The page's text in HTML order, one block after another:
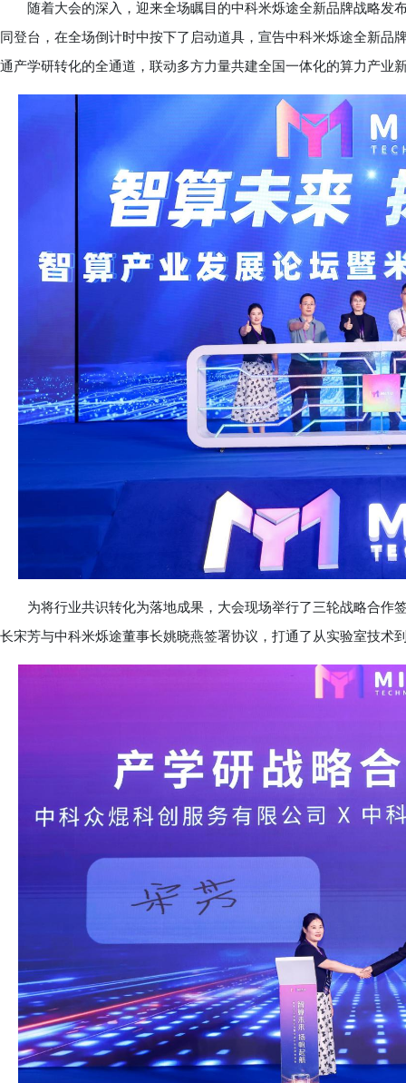
随着大会的深入，迎来全场瞩目的中科米烁途全新品牌战略发
同登台，在全场倒计时中按下了启动道具，宣告中科米烁途全新
通产学研转化的全通道，联动多方力量共建全国一体化的算力产业
为将行业共识转化为落地成果，大会现场举行了三轮战略合作
长宋芳与中科米烁途董事长姚晓燕签署协议，打通了从实验室技术